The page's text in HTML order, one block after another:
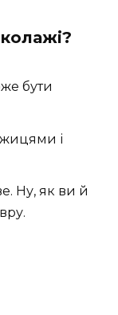
бути
і
Ну, як ви й